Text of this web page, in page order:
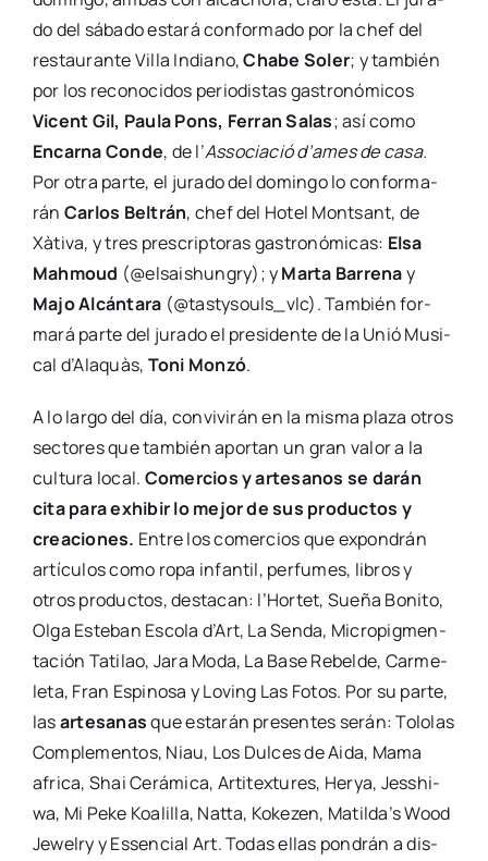
do del sába­do esta­rá con­for­ma­do por la chef del
res­tau­ran­te Villa Indiano,Cha­be Soler; y tam­bién
por los reco­no­ci­dos perio­dis­tas gas­tro­nó­mi­cos
Vicent Gil, Pau­la Pons, Ferran Salas; así como
Encar­na Con­de, de l’Asso­cia­ció d’ames de casa.
Por otra par­te, el jura­do del domin­go lo con­for­ma­
rán Car­los Bel­trán, chef del Hotel Mon­tsant, de
Xàti­va, y tres pres­crip­to­ras gas­tro­nó­mi­cas: Elsa
Mah­moud (@elsaishungry); yMar­ta Barre­nay
Majo Alcán­ta­ra (@tastysouls_vlc). Tam­bién for­
ma­rá par­te del jura­do el pre­si­den­te de la Unió Musi­
cal d’Alaquàs, Toni Mon­zó.
A lo lar­go del día, con­vi­vi­rán en la mis­ma pla­za otros
sec­to­res que tam­bién apor­tan un gran valor a la
cul­tu­ra local. Comer­cios y arte­sa­nos se darán
cita para exhi­bir lo mejor de sus pro­duc­tos y
crea­cio­nes. Entre los comer­cios que expon­drán
artícu­los como ropa infan­til, per­fu­mes, libros y
otros pro­duc­tos, des­ta­can: l’Hortet, Sue­ña Boni­to,
Olga Este­ban Esco­la d’Art, La Sen­da, Micro­pig­men­
ta­ción Tati­lao, Jara Moda, La Base Rebel­de, Car­me­
le­ta, Fran Espi­no­sa y Loving Las Fotos. Por su par­te,
lasarte­sa­nasque esta­rán pre­sen­tes serán: Tolo­las
Com­ple­men­tos, Niau, Los Dul­ces de Aida, Mama
afri­ca, Shai Cerá­mi­ca, Arti­tex­tu­res, Her­ya, Jesshi­
wa, Mi Peke Koa­li­lla, Nat­ta, Koke­zen, Matil­da’s Wood
Jewelry y Essen­cial Art. Todas ellas pon­drán a dis­